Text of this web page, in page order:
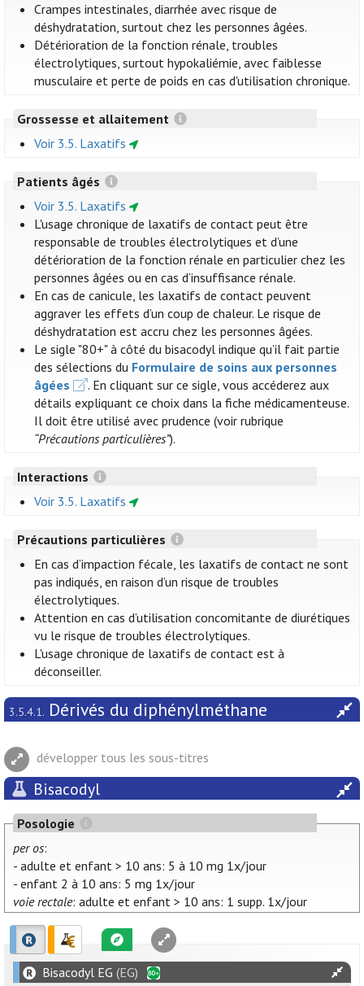
Crampes intestinales, diarrhée avec risque de
déshydratation, surtout chez les personnes âgées.
Détérioration de la fonction rénale, troubles
électrolytiques, surtout hypokaliémie, avec faiblesse
musculaire et perte de poids en cas d'utilisation chronique.
Grossesse et allaitement
Voir 3.5. Laxatifs
Patients âgés
Voir 3.5. Laxatifs
L'usage chronique de laxatifs de contact peut être
responsable de troubles électrolytiques et d’une
détérioration de la fonction rénale en particulier chez les
personnes âgées ou en cas d’insuffisance rénale.
En cas de canicule, les laxatifs de contact peuvent
aggraver les effets d’un coup de chaleur. Le risque de
déshydratation est accru chez les personnes âgées.
Le sigle "80+" à côté du bisacodyl indique qu’il fait partie
des sélections du Formulaire de soins aux personnes
âgées
. En cliquant sur ce sigle, vous accéderez aux
détails expliquant ce choix dans la fiche médicamenteuse.
Il doit être utilisé avec prudence (voir rubrique
“Précautions particulières”).
Interactions
Voir 3.5. Laxatifs
Précautions particulières
En cas d’impaction fécale, les laxatifs de contact ne sont
pas indiqués, en raison d’un risque de troubles
électrolytiques.
Attention en cas d’utilisation concomitante de diurétiques
vu le risque de troubles électrolytiques.
L'usage chronique de laxatifs de contact est à
déconseiller.
3.5.4.1. Dérivés du diphénylméthane
développer tous les sous-titres
Bisacodyl
Posologie
per os:
- adulte et enfant > 10 ans: 5 à 10 mg 1x/jour
- enfant 2 à 10 ans: 5 mg 1x/jour
voie rectale: adulte et enfant > 10 ans: 1 supp. 1x/jour
Bisacodyl EG (EG)